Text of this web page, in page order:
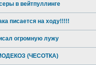
в вейтпуллинге
писается на ходу!!!!!
огромную лужу
(ЧЕСОТКА)